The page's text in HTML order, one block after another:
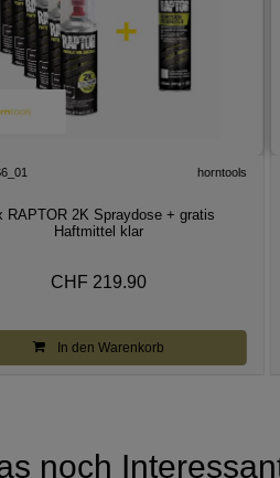
horntools
RAPTOR 2K Spraydose + gratis
Haftmittel klar
CHF 219.90
In den Warenkorb
noch